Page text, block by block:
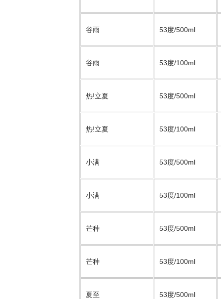
谷雨 53度/500ml
谷雨 53度/100ml
热!立夏 53度/500ml
热!立夏 53度/100ml
小满 53度/500ml
小满 53度/100ml
芒种 53度/500ml
芒种 53度/100ml
夏至 53度/500ml